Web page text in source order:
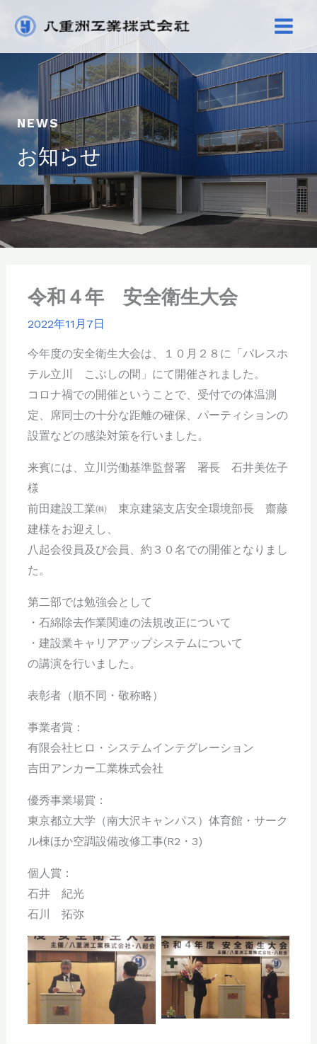
を
キ
プ
NEWS
お知らせ
令和４年 安全衛生大会
2022年11月7日
今年度の安全衛生大会は、１０月２８に「パレスホ
テル立川 こぶしの間」にて開催されました。
コロナ禍での開催ということで、受付での体温測
定、席同士の十分な距離の確保、パーティションの
設置などの感染対策を行いました。
来賓には、立川労働基準監督署 署長 石井美佐子
様
前田建設工業㈱ 東京建築支店安全環境部長 齋藤
建様をお迎えし、
八起会役員及び会員、約３０名での開催となりまし
た。
第二部では勉強会として
・石綿除去作業関連の法規改正について
・建設業キャリアアップシステムについて
の講演を行いました。
表彰者（順不同・敬称略）
事業者賞：
有限会社ヒロ・システムインテグレーション
吉田アンカー工業株式会社
優秀事業場賞：
東京都立大学（南大沢キャンパス）体育館・サーク
ル棟ほか空調設備改修工事(R2・3)
個人賞：
石井 紀光
石川 拓弥